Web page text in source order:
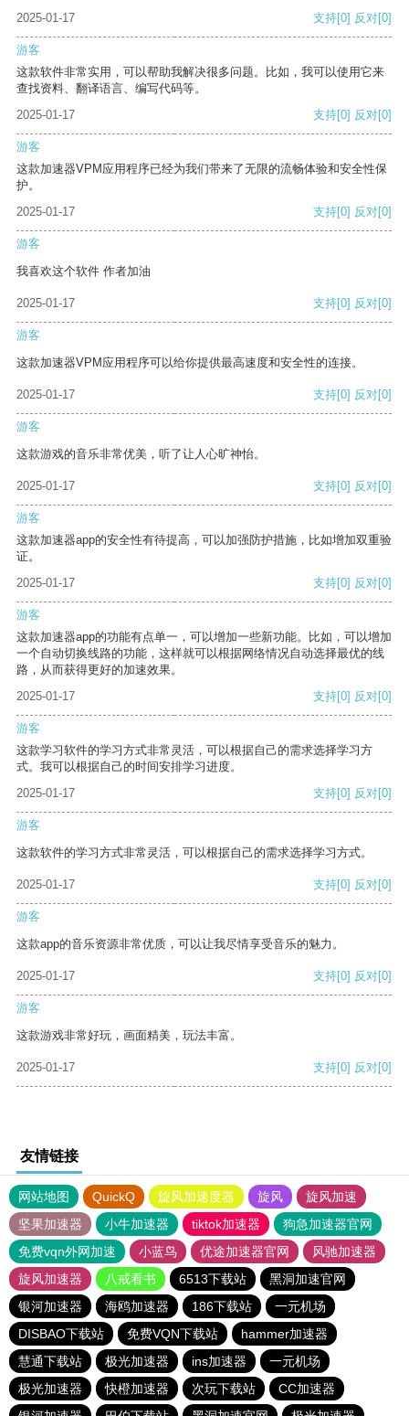
2025-01-17
支持[0] 反对[0]
游客
这款软件非常实用，可以帮助我解决很多问题。比如，我可以使用它来
查找资料、翻译语言、编写代码等。
2025-01-17
支持[0] 反对[0]
游客
这款加速器VPM应用程序已经为我们带来了无限的流畅体验和安全性保
护。
2025-01-17
支持[0] 反对[0]
游客
我喜欢这个软件 作者加油
2025-01-17 支持[0] 反对[0]
游客
这款加速器VPM应用程序可以给你提供最高速度和安全性的连接。
2025-01-17 支持[0] 反对[0]
游客
这款游戏的音乐非常优美，听了让人心旷神怡。
2025-01-17 支持[0] 反对[0]
游客
这款加速器app的安全性有待提高，可以加强防护措施，比如增加双重验
证。
2025-01-17
支持[0] 反对[0]
游客
这款加速器app的功能有点单一，可以增加一些新功能。比如，可以增加
一个自动切换线路的功能，这样就可以根据网络情况自动选择最优的线
路，从而获得更好的加速效果。
2025-01-17
支持[0] 反对[0]
游客
这款学习软件的学习方式非常灵活，可以根据自己的需求选择学习方
式。我可以根据自己的时间安排学习进度。
2025-01-17
支持[0] 反对[0]
游客
这款软件的学习方式非常灵活，可以根据自己的需求选择学习方式。
2025-01-17 支持[0] 反对[0]
游客
这款app的音乐资源非常优质，可以让我尽情享受音乐的魅力。
2025-01-17 支持[0] 反对[0]
游客
这款游戏非常好玩，画面精美，玩法丰富。
2025-01-17 支持[0] 反对[0]
友情链接
网站地图 QuickQ 旋风加速度器 旋风
旋风加速
坚果加速器
小牛加速器 tiktok加速器
狗急加速器官网
免费vqn外网加速
小蓝鸟 优途加速器官网
风驰加速器
旋风加速器
八戒看书 6513下载站
黑洞加速官网
银河加速器
海鸥加速器 186下载站
一元机场
DISBAO下载站
免费VQN下载站
hammer加速器
慧通下载站
极光加速器 ins加速器
一元机场
极光加速器
快橙加速器 次玩下载站
CC加速器